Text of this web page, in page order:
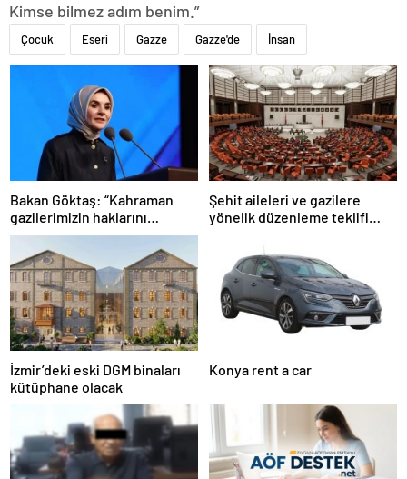
Kimse bilmez adım benim.”
Çocuk Eseri Gazze Gazze'de İnsan
Bakan Göktaş: “Kahraman
gazilerimizin haklarını
güçlendiren yeni bir dönemin
kapılarını aralıyoruz”
Şehit aileleri ve gazilere
yönelik düzenleme teklifi
İzmir’deki eski DGM binaları
kütüphane olacak
Konya rent a car